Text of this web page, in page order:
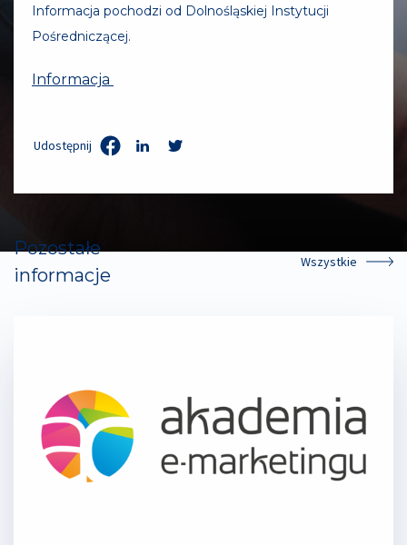
Informacja pochodzi od Dolnośląskiej Instytucji
Pośredniczącej.
Informacja
Udostępnij
Pozostałe
informacje
Wszystkie